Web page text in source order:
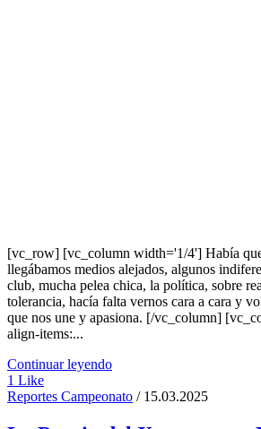
[vc_row] [vc_column width='1/4'] Había
llegábamos medios alejados, algunos
club, mucha pelea chica, la política, sobre
tolerancia, hacía falta vernos cara a cara y
que nos une y apasiona. [/vc_column]
align-items:...
Continuar leyendo
1 Like
Reportes Campeonato / 15.03.2025